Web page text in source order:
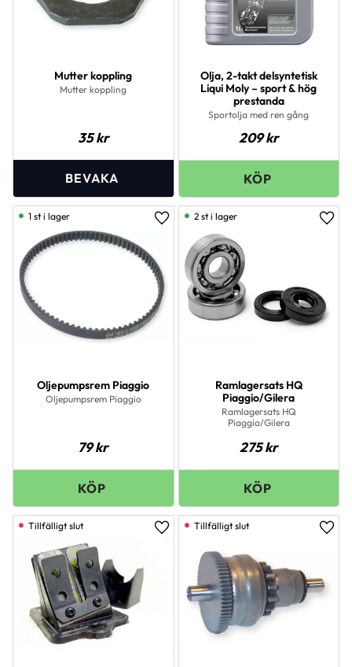
Mutter koppling
Mutter koppling
35kr
Olja, 2-takt delsyntetisk
Liqui Moly – sport & hög
prestanda
Sportolja med ren gång
209kr
Oljepumpsrem Piaggio
Oljepumpsrem Piaggio
79kr
Lägg till i favoriter
1 st i lager
Ramlagersats HQ
Piaggio/Gilera
Ramlagersats HQ
Piaggio/Gilera
275kr
2 st i lager
Lägg till i favoriter